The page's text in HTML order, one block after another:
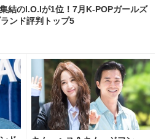
結のI.O.Iが1位！7月K-POPガールズ
ンド評判トップ5